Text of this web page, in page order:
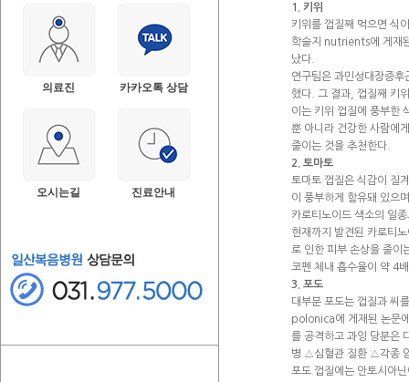
의료진 카카오톡 상담
오시는길 진료안내
1. 키위
키위를 껍질째 먹으면 식
학술지 nutrients에 게재
났다.
연구팀은 과민성대장증
했다. 그 결과, 껍질째 키
이는 키위 껍질에 풍부한
뿐 아니라 건강한 사람에
줄이는 것을 추천한다.
2. 토마토
토마토 껍질은 식감이 질
이 풍부하게 함유돼 있으
카로티노이드 색소의 일
현재까지 발견된 카로티
로 인한 피부 손상을 줄이
코펜 체내 흡수율이 약 4
3. 포도
대부분 포도는 껍질과 씨
polonica에 게재된 논문
를 공격하고 과잉 당분은
병 △심혈관 질환 △각종
포도 껍질에는 안토시아